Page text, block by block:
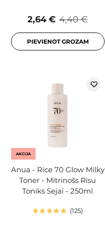
4,40 €
2,64 €
PIEVIENOT GROZAM
AKCIJA
Anua - Rice 70 Glow Milky
Toner - Mitrinošs Rīsu
Toniks Sejai - 250ml
125